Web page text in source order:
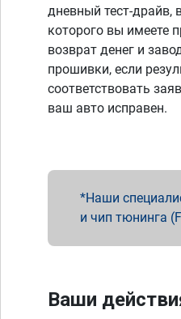
дневный тест-драйв,
которого вы имеете
возврат денег и
прошивки, если
соответствовать
ваш авто исправен.
Наши
и чип тюнинга
Ваши